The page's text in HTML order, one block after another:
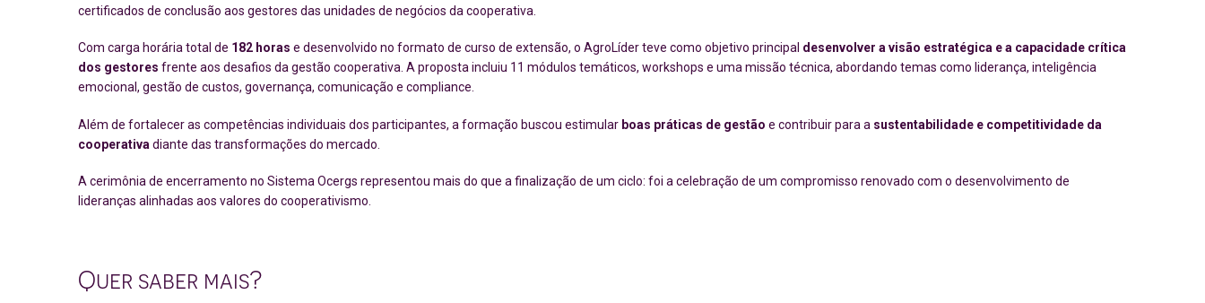
certificados de conclusão aos gestores das unidades de negócios da cooperativa.
Com carga horária total de 182 horas e desenvolvido no formato de curso de extensão, o AgroLíder teve como objetivo principal desenvolver a visão estratégica e a capacidade crítica
dos gestores frente aos desafios da gestão cooperativa. A proposta incluiu 11 módulos temáticos, workshops e uma missão técnica, abordando temas como liderança, inteligência
emocional, gestão de custos, governança, comunicação e compliance.
Além de fortalecer as competências individuais dos participantes, a formação buscou estimular boas práticas de gestão e contribuir para a sustentabilidade e competitividade da
cooperativa diante das transformações do mercado.
A cerimônia de encerramento no Sistema Ocergs representou mais do que a finalização de um ciclo: foi a celebração de um compromisso renovado com o desenvolvimento de
lideranças alinhadas aos valores do cooperativismo.
Quer saber mais?